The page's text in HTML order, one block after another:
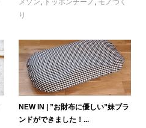
り
NEW IN | ”お財布に優しい”妹ブラ
ンドができました！...